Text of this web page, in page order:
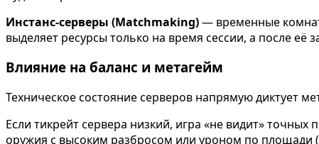
Инстанс-серверы (Matchmaking)— временные
выделяет ресурсы только на время сессии, а после
Влияние на баланс и метагейм
Техническое состояние серверов напрямую диктует
Если тикрейт сервера низкий, игра «не видит»
оружия с высоким разбросом или уроном по площади